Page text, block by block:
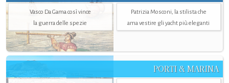
Vasco Da Gama così vince
la guerra delle spezie
Patrizia Mosconi, la stilista che
ama vestire gli yacht più eleganti
PORTI & MARINA